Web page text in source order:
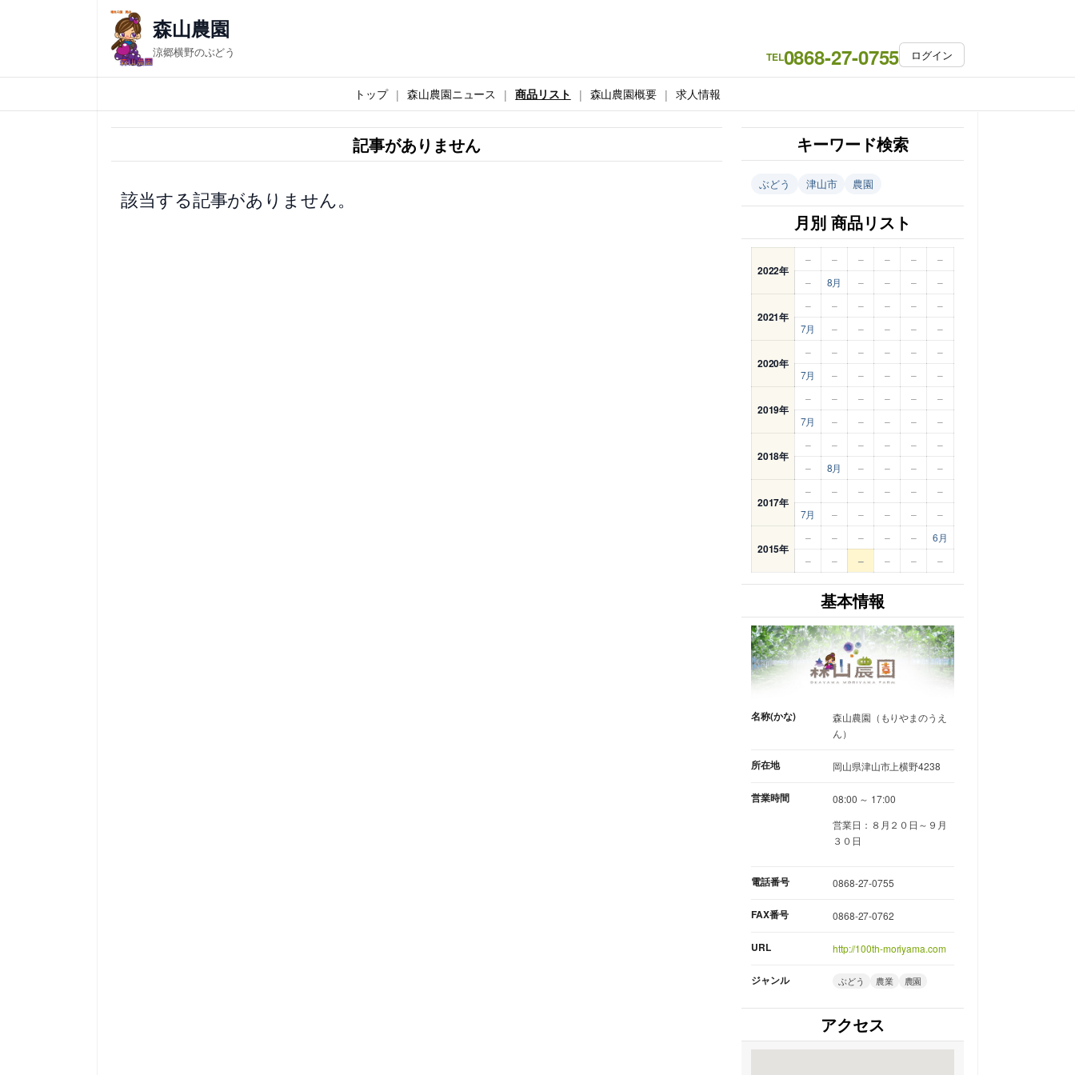
ス
キ
森山農園
涼郷横野のぶどう TEL0868-27-0755 ログイン
トップ 森山農園ニュース 商品リスト 森山農園概要 求人情報
記事がありません
該当する記事がありません。
キーワード検索
ぶどう 津山市 農園
月別 商品リスト
2022年
– – – – –
–
–
8月 – – – –
2021年
– – – – –
–
7月
– – – – –
2020年
– – – – –
–
7月
– – – – –
2019年
– – – – –
–
7月
– – – – –
2018年
– – – – –
–
–
8月 – – – –
2017年
– – – – –
–
7月
– – – – –
2015年
– – – – –
6月
–
– – – – –
基本情報
名称(かな)
森山農園（もりやまのうえ
ん）
所在地 岡山県津山市上横野4238
営業時間
08:00 ～ 17:00
営業日：８月２０日～９月
３０日
電話番号 0868-27-0755
FAX番号 0868-27-0762
URL http://100th-moriyama.com
ジャンル ぶどう 農業 農園
アクセス